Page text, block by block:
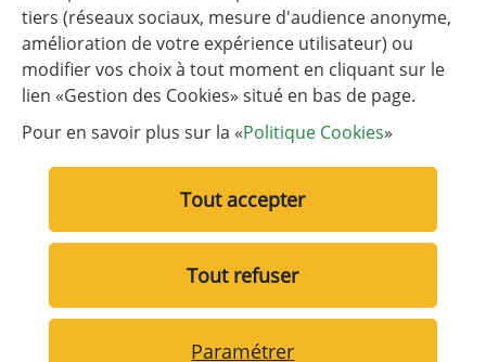
NOUS CONTACTER
Liens utiles
Liste des liens utiles
Communauté d’agglomération de Versailles Grand Parc
Plaine de Versailles
Liste des liens des pages annexes
Mentions légales
Politique de Cookies
Accessibilité
tiers (réseaux sociaux, mesure d'audience anonyme,
amélioration de votre expérience utilisateur) ou
modifier vos choix à tout moment en cliquant sur le
lien «Gestion des Cookies» situé en bas de page.
Pour en savoir plus sur la «Politique Cookies»
Tout accepter
Tout refuser
Paramétrer